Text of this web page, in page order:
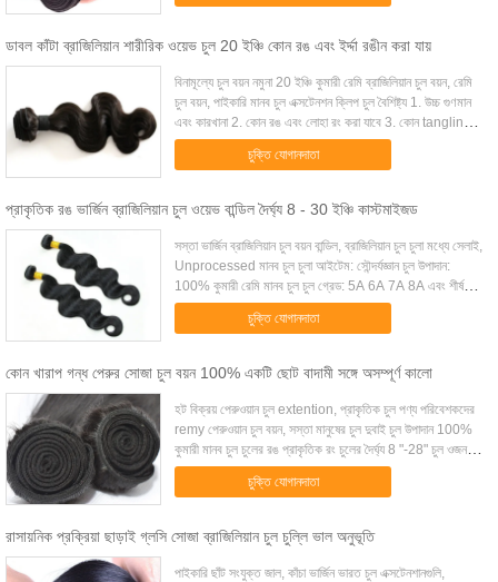
ডাবল কাঁটা ব্রাজিলিয়ান শারীরিক ওয়েভ চুল 20 ইঞ্চি কোন রঙ এবং ইর্দ্দা রঙীন করা যায়
বিনামূল্যে চুল বয়ন নমুনা 20 ইঞ্চি কুমারী রেমি ব্রাজিলিয়ান চুল বয়ন, রেমি
চুল বয়ন, পাইকারি মানব চুল এক্সটেনশন ক্লিপ চুল বৈশিষ্ট্য 1. উচ্চ গুণমান
এবং কারখানা 2. কোন রঙ এবং লোহা রং করা যাবে 3. কোন tangling,
কোন ...
চুক্তি যোগানদাতা
প্রাকৃতিক রঙ ভার্জিন ব্রাজিলিয়ান চুল ওয়েভ বান্ডিল দৈর্ঘ্য 8 - 30 ইঞ্চি কাস্টমাইজড
সস্তা ভার্জিন ব্রাজিলিয়ান চুল বয়ন বান্ডিল, ব্রাজিলিয়ান চুল চুলা মধ্যে সেলাই,
Unprocessed মানব চুল চুলা আইটেম: সৌন্দর্যজ্ঞান চুল উপাদান:
100% কুমারী রেমি মানব চুল চুল গ্রেড: 5A 6A 7A 8A এবং শীর্ষ
মানের গ্রেড ...
চুক্তি যোগানদাতা
কোন খারাপ গন্ধ পেরুর সোজা চুল বয়ন 100% একটি ছোট বাদামী সঙ্গে অসম্পূর্ণ কালো
হট বিক্রয় পেরুওয়ান চুল extention, প্রাকৃতিক চুল পণ্য পরিবেশকদের
remy পেরুওয়ান চুল বয়ন, সস্তা মানুষের চুল দুবাই চুল উপাদান 100%
কুমারী মানব চুল চুলের রঙ প্রাকৃতিক রং চুলের দৈর্ঘ্য 8 "-28" চুল ওজন
95g-100 গ্র...
চুক্তি যোগানদাতা
রাসায়নিক প্রক্রিয়া ছাড়াই গ্লসি সোজা ব্রাজিলিয়ান চুল চুল্লি ভাল অনুভূতি
পাইকারি ছাঁট সংযুক্ত জাল, কাঁচা ভার্জিন ভারত চুল এক্সটেনশানগুলি,